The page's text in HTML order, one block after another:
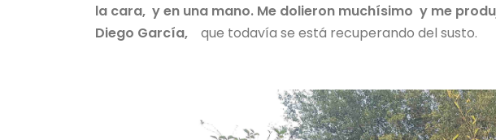
la cara, y en una mano. Me dolieron muchísimo y me
Diego García, que todavía se está recuperando del susto.